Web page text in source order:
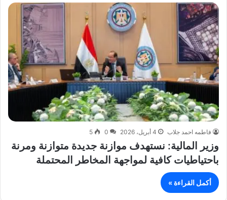
فاطمه احمد جلاب 4 أبريل، 2026 0
5
وزير المالية: نستهدف موازنة جديدة متوازنة ومرنة
باحتياطيات كافية لمواجهة المخاطر المحتملة
أكمل القراءة »